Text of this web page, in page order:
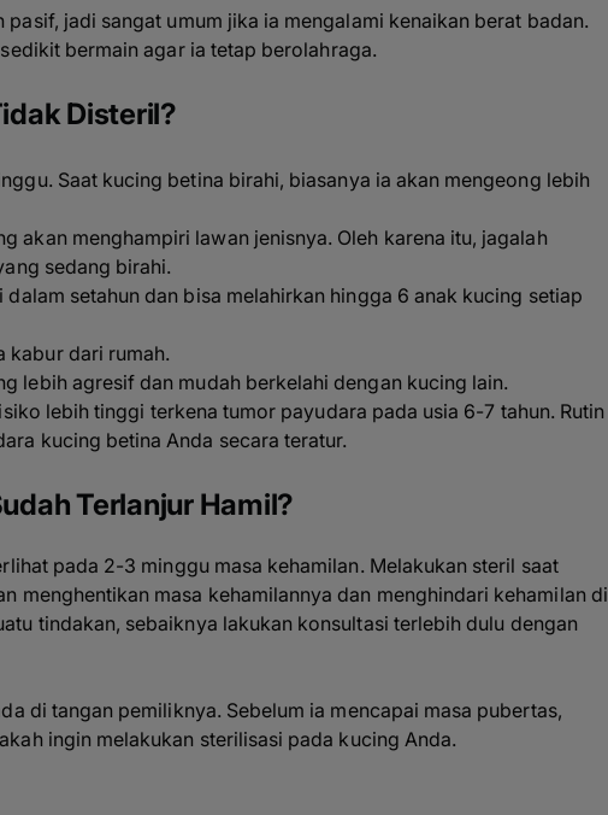
jadi sangat umum jika ia mengalami kenaikan berat badan.
bermain agar ia tetap berolahraga.
Disteril?
Saat kucing betina birahi, biasanya ia akan mengeong lebih
akan menghampiri lawan jenisnya. Oleh karena itu, jagalah
sedang birahi.
setahun dan bisa melahirkan hingga 6 anak kucing setiap
kabur dari rumah.
lebih agresif dan mudah berkelahi dengan kucing lain.
lebih tinggi terkena tumor payudara pada usia 6-7 tahun. Rutin
kucing betina Anda secara teratur.
Terlanjur Hamil?
pada 2-3 minggu masa kehamilan. Melakukan steril saat
menghentikan masa kehamilannya dan menghindari kehamilan di
tindakan, sebaiknya lakukan konsultasi terlebih dulu dengan
di tangan pemiliknya. Sebelum ia mencapai masa pubertas,
ingin melakukan sterilisasi pada kucing Anda.